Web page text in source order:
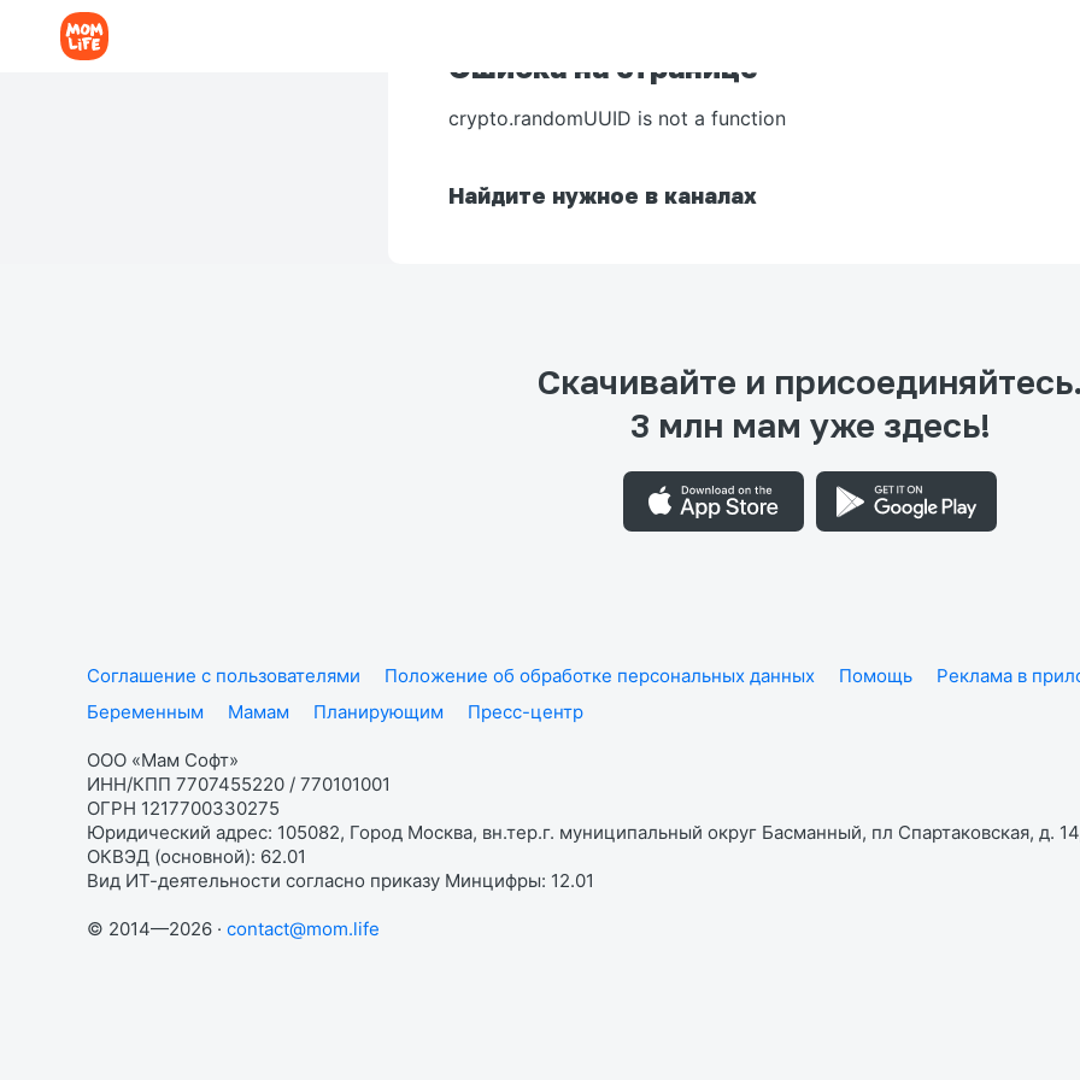
Ошибка на странице
crypto.randomUUID is not a function
Найдите нужное в каналах
Скачивайте и присоединяйтесь.
3 млн мам уже здесь!
Соглашение с пользователями Положение об обработке персональных данных Помощь Реклама в
Беременным
Мамам Планирующим Пресс-центр
ООО «Мам Софт»
ИНН/КПП 7707455220 / 770101001
ОГРН 1217700330275
Юридический адрес: 105082, Город Москва, вн.тер.г. муниципальный округ Басманный, пл Спартаковская, д.
ОКВЭД (основной): 62.01
Вид ИТ-деятельности согласно приказу Минцифры: 12.01
© 2014—2026 · contact@mom.life